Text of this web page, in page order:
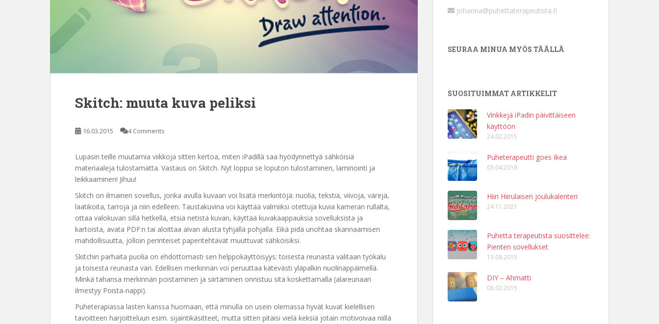
Skitch: muuta kuva peliksi
16.03.2015 4 Comments
Lupasin teille muutamia viikkoja sitten kertoa, miten iPadillä saa hyödynnettyä sähköisiä
materiaaleja tulostamatta. Vastaus on Skitch. Nyt loppui se loputon tulostaminen, laminointi ja
leikkaaminen! Jihuu!
Skitch on ilmainen sovellus, jonka avulla kuvaan voi lisätä merkintöjä: nuolia, tekstiä, viivoja, värejä,
laatikoita, tarroja ja niin edelleen. Taustakuvina voi käyttää valmiiksi otettuja kuvia kameran rullalta,
ottaa valokuvan sillä hetkellä, etsiä netistä kuvan, käyttää kuvakaappauksia sovelluksista ja
kartoista, avata PDF:n tai aloittaa aivan alusta tyhjällä pohjalla. Eikä pidä unohtaa skannaamisen
mahdollisuutta, jolloin perinteiset paperitehtävät muuttuvat sähköisiksi.
Skitchin parhaita puolia on ehdottomasti sen helppokäyttöisyys: toisesta reunasta valitaan työkalu
ja toisesta reunasta väri. Edellisen merkinnän voi peruuttaa kätevästi yläpalkin nuolinäppäimellä.
Minkä tahansa merkinnän poistaminen ja siirtäminen onnistuu sitä koskettamalla (alareunaan
ilmestyy Poista-nappi).
Puheterapiassa lasten kanssa huomaan, että minulla on usein olemassa hyvät kuvat kielellisen
tavoitteen harjoitteluun esim. sijaintikäsitteet, mutta sitten pitäisi vielä keksiä jotain motivoivaa niillä
johanna@puhettaterapeutista.fi
SEURAA MINUA MYÖS TÄÄLLÄ
SUOSITUIMMAT ARTIKKELIT
Vinkkejä iPadin päivittäiseen
käyttöön
24.02.2015
Puheterapeutti goes Ikea
03.04.2016
Hiiri Hiirulaisen joulukalenteri
24.11.2021
Puhetta terapeutista suosittelee:
Pienten sovellukset
13.09.2015
DIY – Ahmatti
08.02.2015